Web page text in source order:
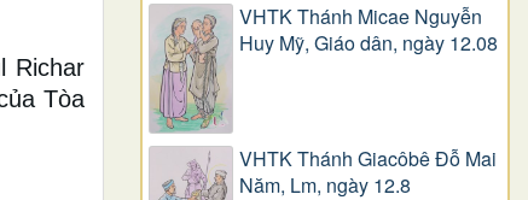
Richar
Tòa
VHTK Thánh Micae Nguyễn
Huy Mỹ, Giáo dân, ngày 12.08
VHTK Thánh Giacôbê Ðỗ Mai
Năm, Lm, ngày 12.8